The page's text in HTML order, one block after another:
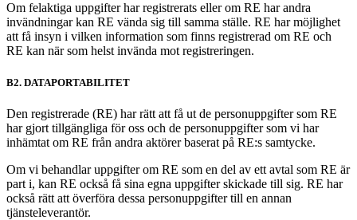
Om felaktiga uppgifter har registrerats eller om RE har andra
invändningar kan RE vända sig till samma ställe. RE har möjlighet
att få insyn i vilken information som finns registrerad om RE och
RE kan när som helst invända mot registreringen.
B2. DATAPORTABILITET
Den registrerade (RE) har rätt att få ut de personuppgifter som RE
har gjort tillgängliga för oss och de personuppgifter som vi har
inhämtat om RE från andra aktörer baserat på RE:s samtycke.
Om vi behandlar uppgifter om RE som en del av ett avtal som RE är
part i, kan RE också få sina egna uppgifter skickade till sig. RE har
också rätt att överföra dessa personuppgifter till en annan
tjänsteleverantör.